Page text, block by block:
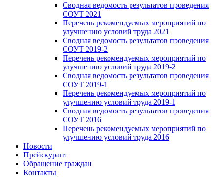
Сводная ведомость результатов проведения
СОУТ 2021
Перечень рекомендуемых мероприятий по
улучшению условий труда 2021
Сводная ведомость результатов проведения
СОУТ 2019-2
Перечень рекомендуемых мероприятий по
улучшению условий труда 2019-2
Сводная ведомость результатов проведения
СОУТ 2019-1
Перечень рекомендуемых мероприятий по
улучшению условий труда 2019-1
Сводная ведомость результатов проведения
СОУТ 2016
Перечень рекомендуемых мероприятий по
улучшению условий труда 2016
Новости
Прейскурант
Обращение граждан
Контакты